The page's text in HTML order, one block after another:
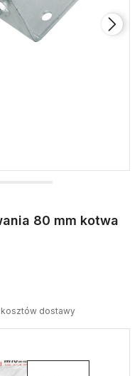
80 mm kotwa
kosztów dostawy